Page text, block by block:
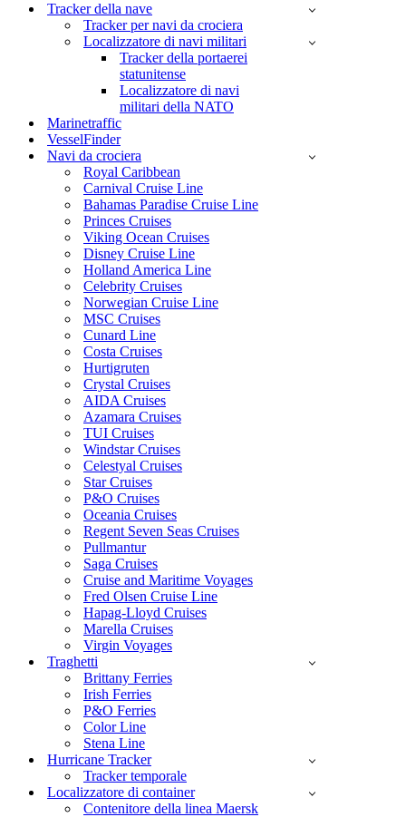
navigazioneTracker della nave
Tracker per navi da crociera
Localizzatore di navi militari
Tracker della portaerei
statunitense
Localizzatore di navi
militari della NATO
Marinetraffic
VesselFinder
Navi da crociera
Royal Caribbean
Carnival Cruise Line
Bahamas Paradise Cruise Line
Princes Cruises
Viking Ocean Cruises
Disney Cruise Line
Holland America Line
Celebrity Cruises
Norwegian Cruise Line
MSC Cruises
Cunard Line
Costa Cruises
Hurtigruten
Crystal Cruises
AIDA Cruises
Azamara Cruises
TUI Cruises
Windstar Cruises
Celestyal Cruises
Star Cruises
P&O Cruises
Oceania Cruises
Regent Seven Seas Cruises
Pullmantur
Saga Cruises
Cruise and Maritime Voyages
Fred Olsen Cruise Line
Hapag-Lloyd Cruises
Marella Cruises
Virgin Voyages
Traghetti
Brittany Ferries
Irish Ferries
P&O Ferries
Color Line
Stena Line
Hurricane Tracker
Tracker temporale
Localizzatore di container
Contenitore della linea Maersk